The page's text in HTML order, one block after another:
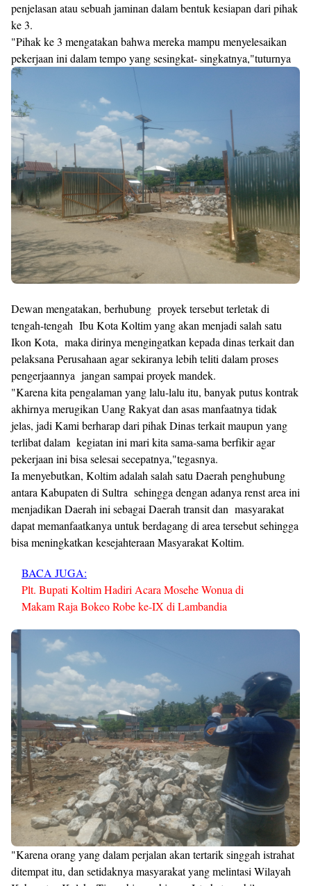
penjelasan atau sebuah jaminan dalam bentuk kesiapan dari pihak
ke 3.
"Pihak ke 3 mengatakan bahwa mereka mampu menyelesaikan
pekerjaan ini dalam tempo yang sesingkat- singkatnya,"tuturnya
Dewan mengatakan, berhubung proyek tersebut terletak di
tengah-tengah Ibu Kota Koltim yang akan menjadi salah satu
Ikon Kota, maka dirinya mengingatkan kepada dinas terkait dan
pelaksana Perusahaan agar sekiranya lebih teliti dalam proses
pengerjaannya jangan sampai proyek mandek.
"Karena kita pengalaman yang lalu-lalu itu, banyak putus kontrak
akhirnya merugikan Uang Rakyat dan asas manfaatnya tidak
jelas, jadi Kami berharap dari pihak Dinas terkait maupun yang
terlibat dalam kegiatan ini mari kita sama-sama berfikir agar
pekerjaan ini bisa selesai secepatnya,"tegasnya.
Ia menyebutkan, Koltim adalah salah satu Daerah penghubung
antara Kabupaten di Sultra sehingga dengan adanya renst area ini
menjadikan Daerah ini sebagai Daerah transit dan masyarakat
dapat memanfaatkanya untuk berdagang di area tersebut sehingga
bisa meningkatkan kesejahteraan Masyarakat Koltim.
BACA JUGA:
Plt. Bupati Koltim Hadiri Acara Mosehe Wonua di
Makam Raja Bokeo Robe ke-IX di Lambandia
"Karena orang yang dalam perjalan akan tertarik singgah istrahat
ditempat itu, dan setidaknya masyarakat yang melintasi Wilayah